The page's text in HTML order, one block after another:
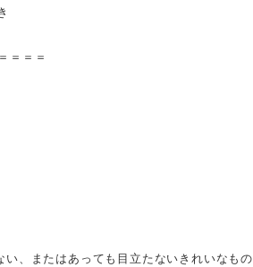
＝＝＝
、またはあっても目立たないきれいなもの